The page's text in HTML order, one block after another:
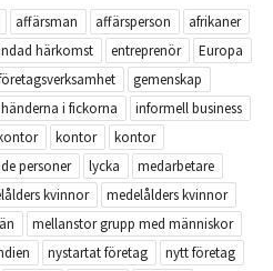
affärsman affärsperson
afrikaner
härkomst entreprenör
Europa
gemenskap
händerna i fickorna
informell business
kontor
kontor
personer
lycka
medarbetare
kvinnor
medelålders kvinnor
mellanstor grupp med människor
nystartat företag
nytt företag